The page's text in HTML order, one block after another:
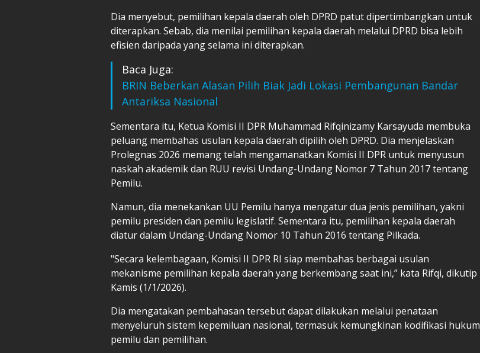
Dia menyebut, pemilihan kepala daerah oleh DPRD patut dipertimbangkan untuk
diterapkan. Sebab, dia menilai pemilihan kepala daerah melalui DPRD bisa lebih
efisien daripada yang selama ini diterapkan.
Baca Juga:
BRIN Beberkan Alasan Pilih Biak Jadi Lokasi Pembangunan Bandar
Antariksa Nasional
Sementara itu, Ketua Komisi II DPR Muhammad Rifqinizamy Karsayuda membuka
peluang membahas usulan kepala daerah dipilih oleh DPRD. Dia menjelaskan
Prolegnas 2026 memang telah mengamanatkan Komisi II DPR untuk menyusun
naskah akademik dan RUU revisi Undang-Undang Nomor 7 Tahun 2017 tentang
Pemilu.
Namun, dia menekankan UU Pemilu hanya mengatur dua jenis pemilihan, yakni
pemilu presiden dan pemilu legislatif. Sementara itu, pemilihan kepala daerah
diatur dalam Undang-Undang Nomor 10 Tahun 2016 tentang Pilkada.
"Secara kelembagaan, Komisi II DPR RI siap membahas berbagai usulan
mekanisme pemilihan kepala daerah yang berkembang saat ini,” kata Rifqi, dikutip
Kamis (1/1/2026).
Dia mengatakan pembahasan tersebut dapat dilakukan melalui penataan
menyeluruh sistem kepemiluan nasional, termasuk kemungkinan kodifikasi hukum
pemilu dan pemilihan.